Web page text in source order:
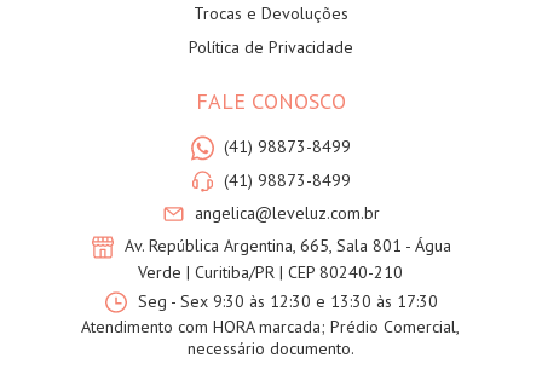
Trocas e Devoluções
Política de Privacidade
FALE CONOSCO
(41) 98873-8499
(41) 98873-8499
angelica@leveluz.com.br
Av. República Argentina, 665, Sala 801 - Água
Verde | Curitiba/PR | CEP 80240-210
Seg - Sex 9:30 às 12:30 e 13:30 às 17:30
Atendimento com HORA marcada; Prédio Comercial,
necessário documento.